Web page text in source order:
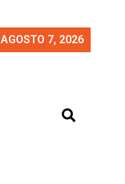
AGOSTO 7, 2026